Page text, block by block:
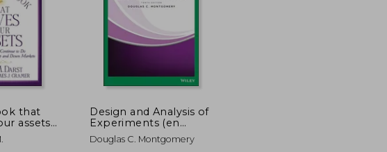
that
assets
Design and Analysis of
Experiments (en
Inglés)
Douglas C. Montgomery